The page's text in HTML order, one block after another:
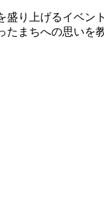
り上げるイベ
まちへの思いを